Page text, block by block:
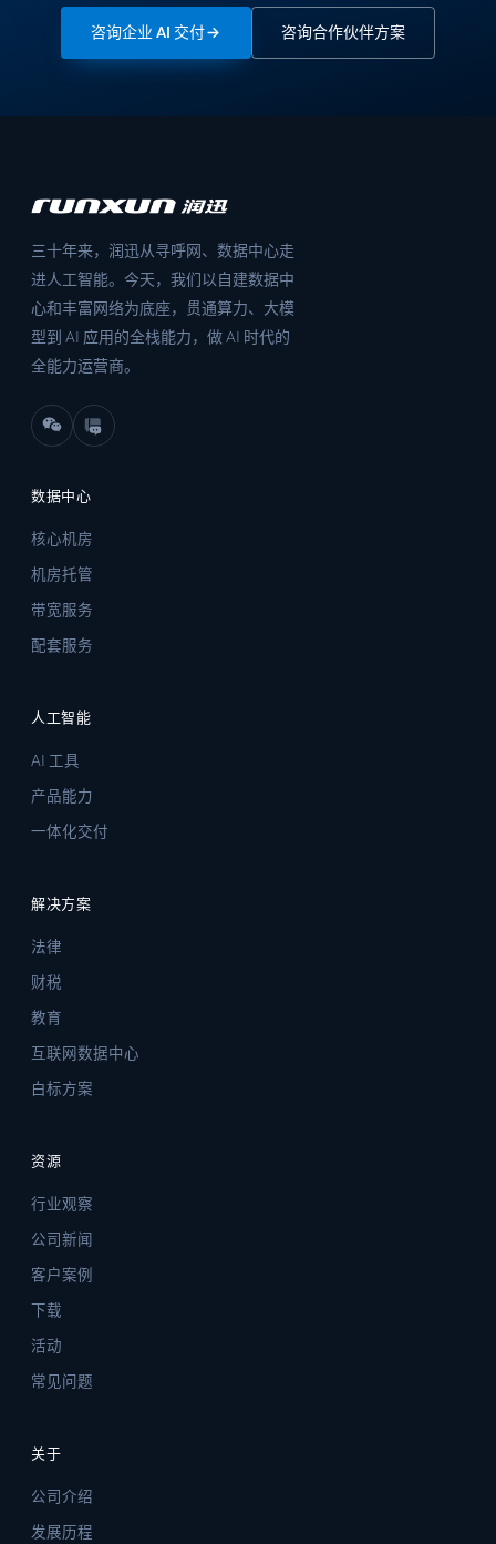
咨询企业 AI 交付 咨询合作伙伴方案
三十年来，润迅从寻呼网、数据中心走
进人工智能。今天，我们以自建数据中
心和丰富网络为底座，贯通算力、大模
型到 AI 应用的全栈能力，做 AI 时代的
全能力运营商。
数据中心
核心机房
机房托管
带宽服务
配套服务
人工智能
AI 工具
产品能力
一体化交付
解决方案
法律
财税
教育
互联网数据中心
白标方案
资源
行业观察
公司新闻
客户案例
下载
活动
常见问题
关于
公司介绍
发展历程